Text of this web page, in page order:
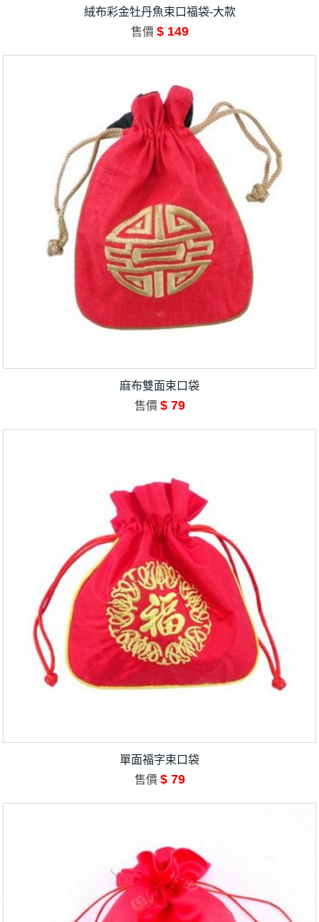
絨布彩金牡丹魚束口福袋-大款
售價 $ 149
麻布雙面束口袋
售價 $ 79
單面福字束口袋
售價 $ 79